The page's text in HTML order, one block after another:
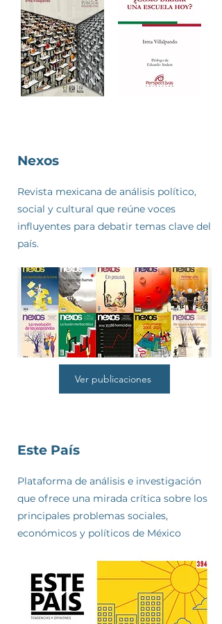
Nexos
Revista mexicana de análisis político,
social y cultural que reúne voces
influyentes para debatir temas clave del
país.
Ver publicaciones
Este País
Plataforma de análisis e investigación
que ofrece una mirada crítica sobre los
principales problemas sociales,
económicos y políticos de México